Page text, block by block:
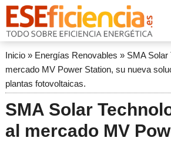
Inicio» Energías Renovables » SMA Solar
mercado MV Power Station, su nueva
plantas fotovoltaicas.
SMA Solar
al mercado MV